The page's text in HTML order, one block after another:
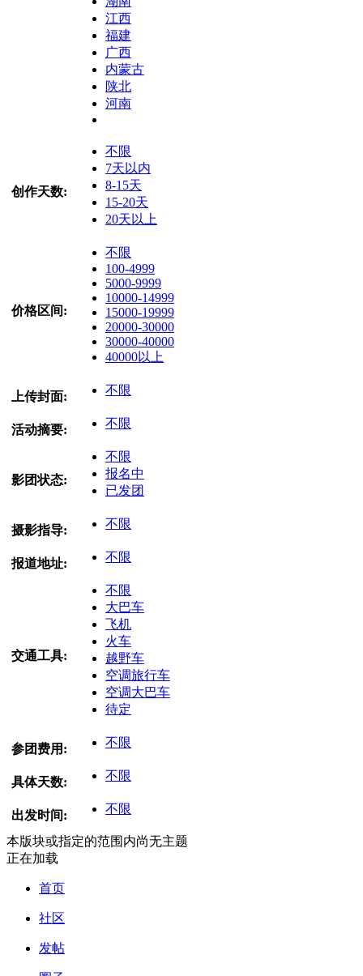
江西
福建
广西
内蒙古
陕北
河南
创作天数:
不限
7天以内
8-15天
15-20天
20天以上
价格区间:
不限
100-4999
5000-9999
10000-14999
15000-19999
20000-30000
30000-40000
40000以上
上传封面: 不限
活动摘要: 不限
影团状态:
不限
报名中
已发团
摄影指导: 不限
报道地址: 不限
交通工具:
不限
大巴车
飞机
火车
越野车
空调旅行车
空调大巴车
待定
参团费用: 不限
具体天数: 不限
出发时间: 不限
本版块或指定的范围内尚无主题
正在加载
首页
社区
发帖